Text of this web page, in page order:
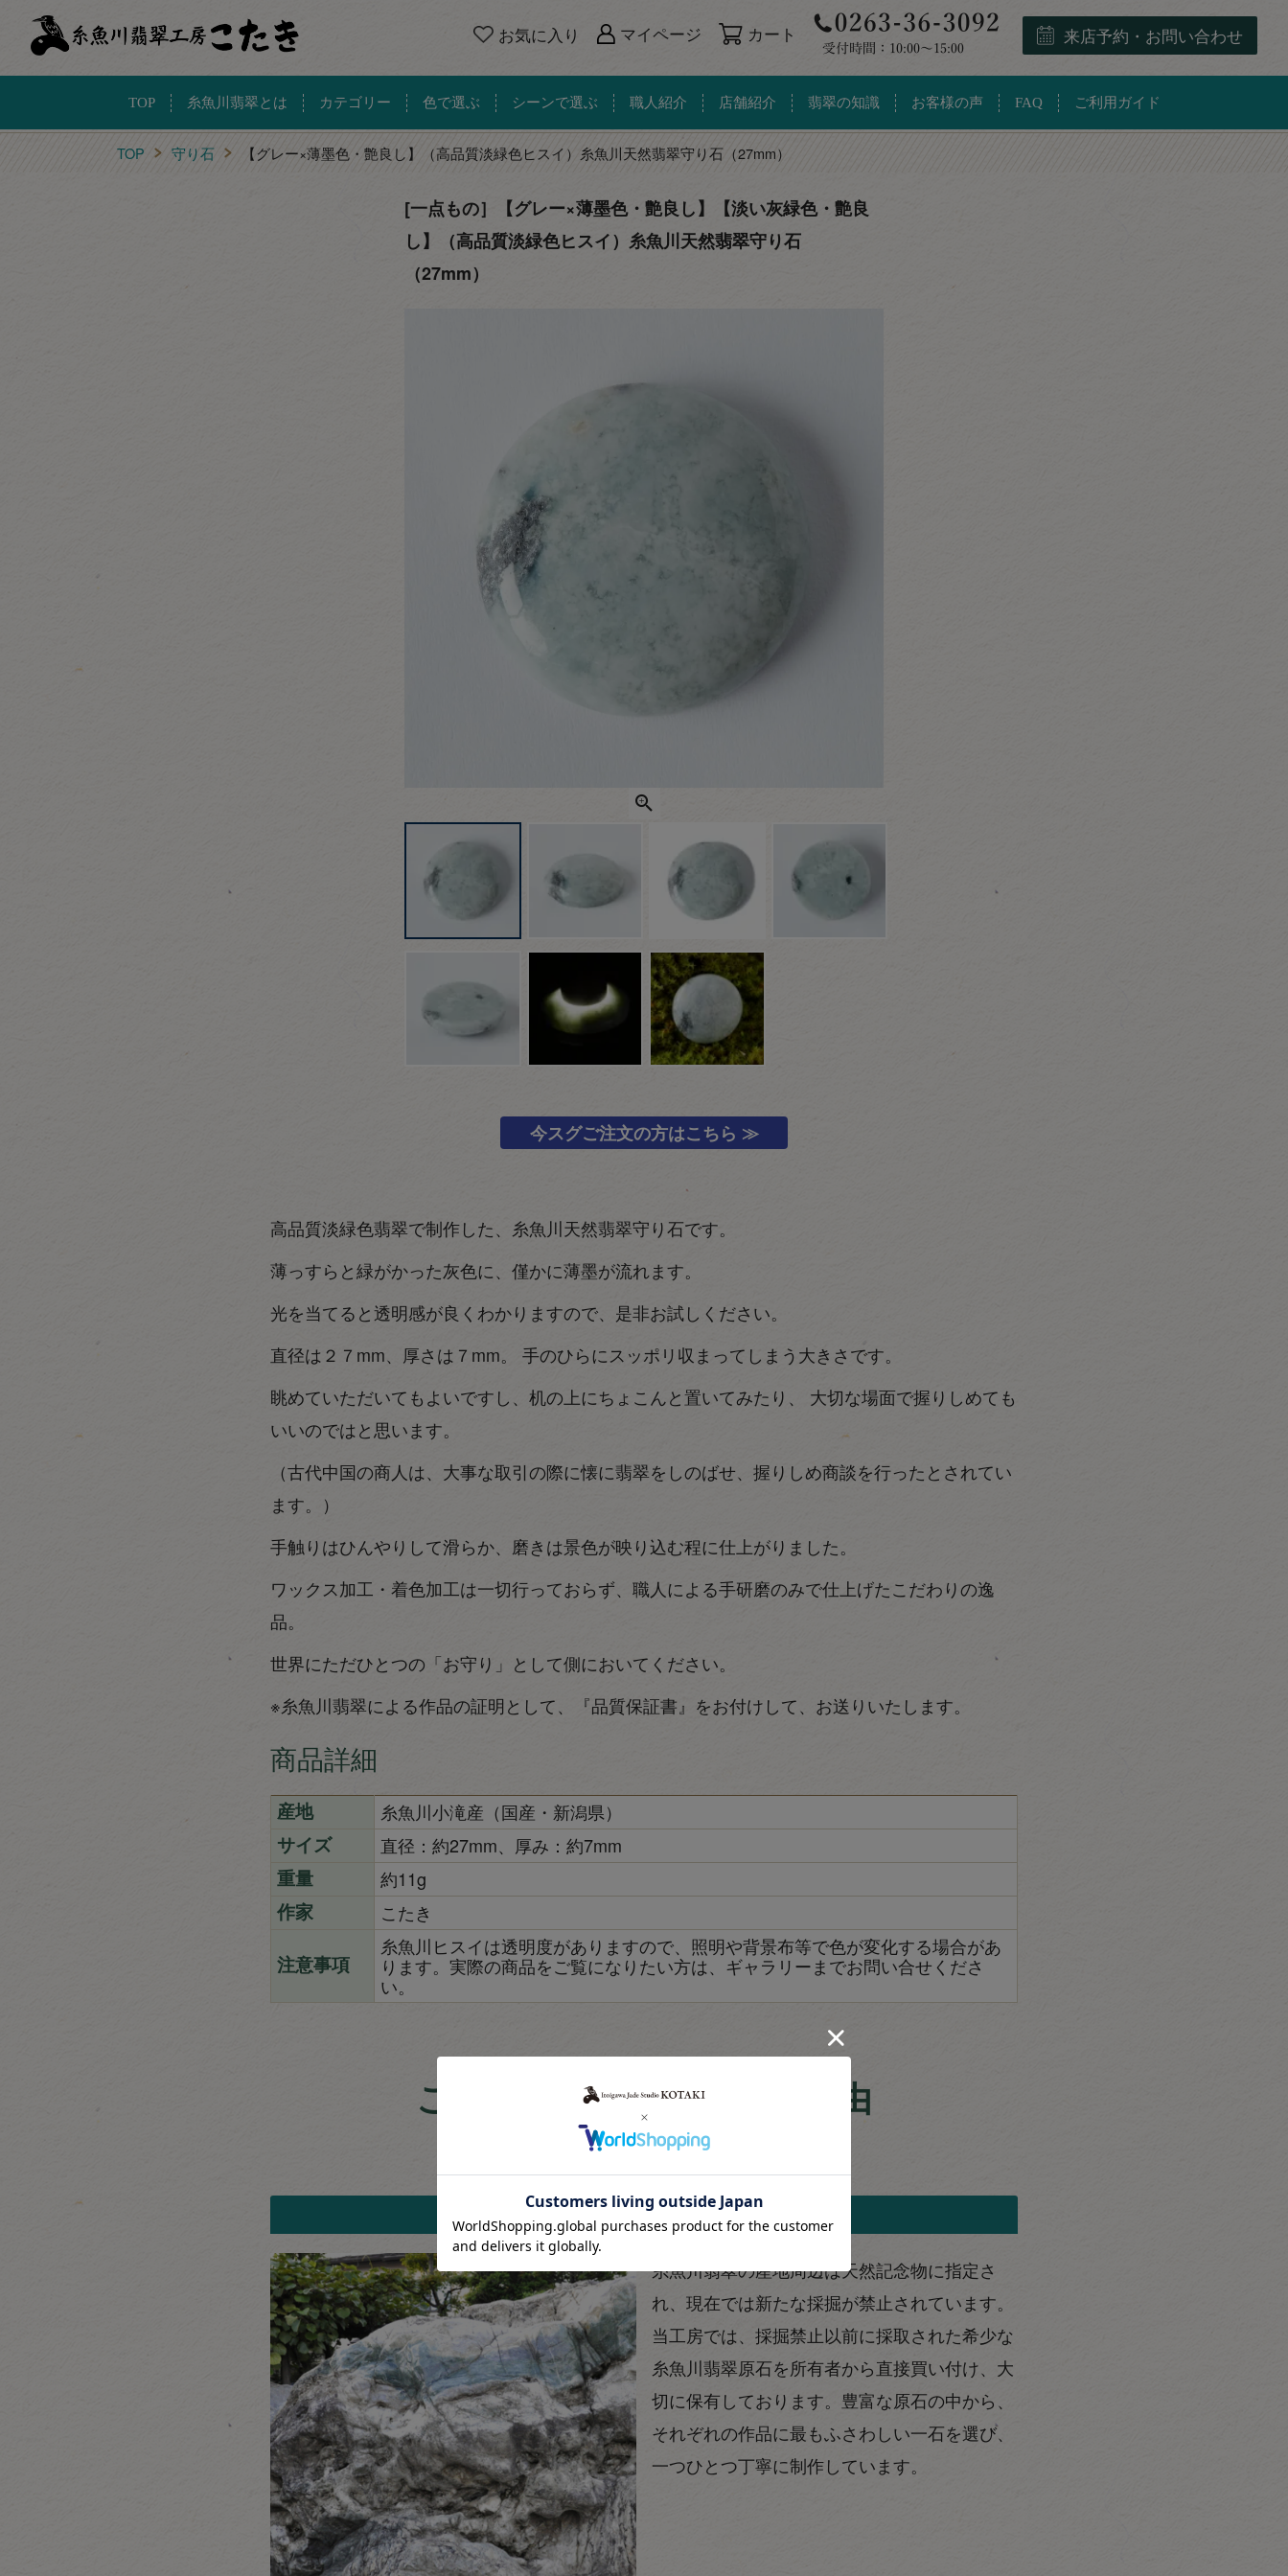
お気に入り マイページ カート 来店予約・お問い合わせ
TOP 糸魚川翡翠とは カテゴリー 色で選ぶ シーンで選ぶ 職人紹介 店舗紹介 翡翠の知識 お客様の声 FAQ ご利用ガイド
TOP 守り石 【グレー×薄墨色・艶良し】（高品質淡緑色ヒスイ）糸魚川天然翡翠守り石（27mm）
[一点もの］【グレー×薄墨色・艶良し】【淡い灰緑色・艶良
し】（高品質淡緑色ヒスイ）糸魚川天然翡翠守り石
（27mm）
今スグご注文の方はこちら ≫
高品質淡緑色翡翠で制作した、糸魚川天然翡翠守り石です。
薄っすらと緑がかった灰色に、僅かに薄墨が流れます。
光を当てると透明感が良くわかりますので、是非お試しください。
直径は２７mm、厚さは７mm。 手のひらにスッポリ収まってしまう大きさです。
眺めていただいてもよいですし、机の上にちょこんと置いてみたり、 大切な場面で握りしめても
いいのではと思います。
（古代中国の商人は、大事な取引の際に懐に翡翠をしのばせ、握りしめ商談を行ったとされてい
ます。）
手触りはひんやりして滑らか、磨きは景色が映り込む程に仕上がりました。
ワックス加工・着色加工は一切行っておらず、職人による手研磨のみで仕上げたこだわりの逸
品。
世界にただひとつの「お守り」として側においてください。
※糸魚川翡翠による作品の証明として、『品質保証書』をお付けして、お送りいたします。
商品詳細
産地 糸魚川小滝産（国産・新潟県）
サイズ 直径：約27mm、厚み：約7mm
重量 約11g
作家 こたき
注意事項
糸魚川ヒスイは透明度がありますので、照明や背景布等で色が変化する場合があ
ります。実際の商品をご覧になりたい方は、ギャラリーまでお問い合せくださ
い。
こたきの翡翠が選ばれる理由
日本で最大クラスの貴重な原石を保有
糸魚川翡翠の産地周辺は天然記念物に指定さ
れ、現在では新たな採掘が禁止されています。
当工房では、採掘禁止以前に採取された希少な
糸魚川翡翠原石を所有者から直接買い付け、大
切に保有しております。豊富な原石の中から、
それぞれの作品に最もふさわしい一石を選び、
一つひとつ丁寧に制作しています。